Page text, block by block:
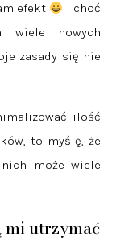
efekt
I choć
wiele nowych
zasady się nie
ilość
to myślę, że
może wiele
mi utrzymać